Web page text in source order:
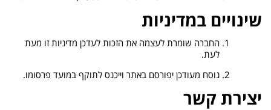
שינויים במדיניות
החברה שומרת לעצמה את הזכות לעדכן מדיניות זו מעת
לעת.
נוסח מעודכן יפורסם באתר וייכנס לתוקף במועד פרסומו.
יצירת קשר